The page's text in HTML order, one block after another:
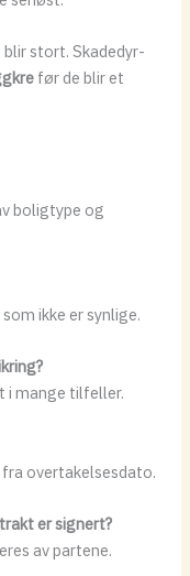
stort. Skadedyr-
før de blir et
boligtype og
ikke er synlige.
i mange tilfeller.
overtakelsesdato.
er signert?
av partene.